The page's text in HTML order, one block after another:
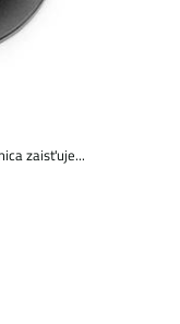
zaisťuje...